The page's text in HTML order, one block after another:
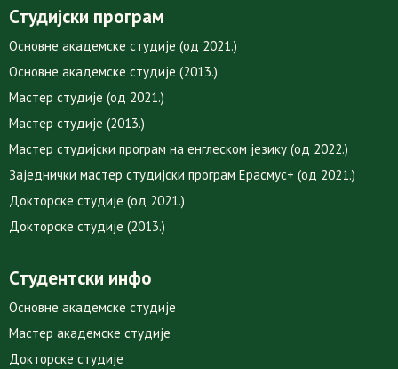
Студијски програм
Основне академске студије (од 2021.)
Основне академске студије (2013.)
Мастер студије (од 2021.)
Мастер студије (2013.)
Мастер студијски програм на енглеском језику (од 2022.)
Заједнички мастер студијски програм Ерасмус+ (од 2021.)
Докторске студије (од 2021.)
Докторске студије (2013.)
Студентски инфо
Основне академске студије
Мастер академске студије
Докторске студије